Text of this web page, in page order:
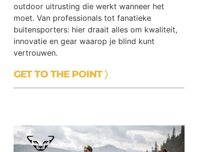
outdoor uitrusting die werkt wanneer het
moet. Van professionals tot fanatieke
buitensporters: hier draait alles om kwaliteit,
innovatie en gear waarop je blind kunt
vertrouwen.
GET TO THE POINT 〉